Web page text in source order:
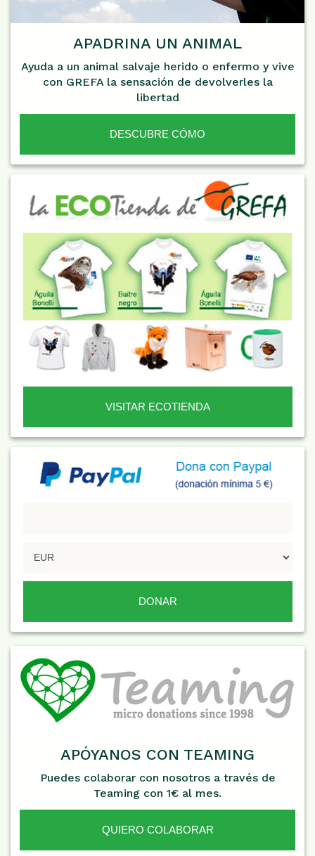
APADRINA UN ANIMAL
Ayuda a un animal salvaje herido o enfermo y vive
con GREFA la sensación de devolverles la
libertad
DESCUBRE CÓMO
VISITAR ECOTIENDA
APÓYANOS CON TEAMING
Puedes colaborar con nosotros a través de
Teaming con 1€ al mes.
QUIERO COLABORAR